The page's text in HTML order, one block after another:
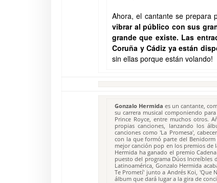
Ahora, el cantante se prepara
vibrar al público con sus
grande que existe. Las
Coruña y Cádiz ya están
sin ellas porque están volando!
Gonzalo Hermida es un cantante,
su carrera musical componiendo
Prince Royce, entre muchos otros.
propias canciones, lanzando los
canciones como 'La Promesa',
con la que formó parte del
mejor canción pop en los premios de
Hermida ha ganado el premio
puesto del programa Dúos Increíbles
Latinoamérica, Gonzalo Hermida
Te Prometí' junto a Andrés Koi, 'Que
álbum que dará lugar a la gira de